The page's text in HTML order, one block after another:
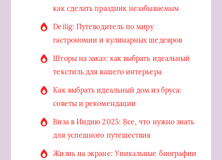
как сделать праздник незабываемым
Deilig: Путеводитель по миру
гастрономии и кулинарных шедевров
Шторы на заказ: как выбрать идеальный
текстиль для вашего интерьера
Как выбрать идеальный дом из бруса:
советы и рекомендации
Виза в Индию 2025: Все, что нужно знать
для успешного путешествия
Жизнь на экране: Уникальные биографии